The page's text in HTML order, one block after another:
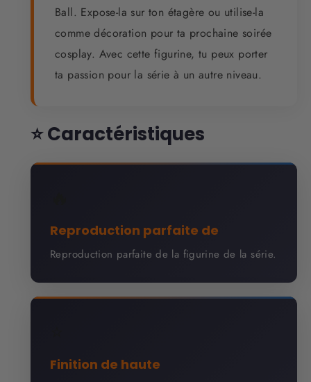
Ball. Expose-la sur ton étagère ou utilise-la
comme décoration pour ta prochaine soirée
cosplay. Avec cette figurine, tu peux porter
ta passion pour la série à un autre niveau.
⭐ Caractéristiques
Reproduction parfaite de
Reproduction parfaite de la figurine de la série.
Finition de haute